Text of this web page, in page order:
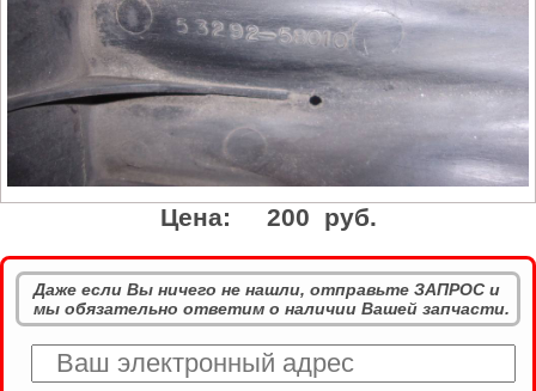
Цена: 200 руб.
Даже если Вы ничего не нашли, отправьте ЗАПРОС и
мы обязательно ответим о наличии Вашей запчасти.